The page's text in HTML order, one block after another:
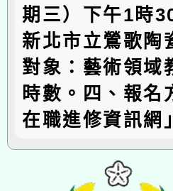
期三）下午1時
新北市立鶯歌陶
對象：藝術領域
時數。四、報名
在職進修資訊網